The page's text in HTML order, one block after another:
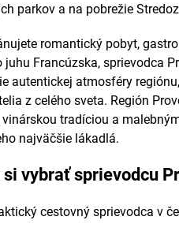
parkov a na pobrežie
romantický pobyt,
juhu Francúzska, sprievodca
autentickej atmosféry
z celého sveta. Región
tradíciou a
najväčšie lákadlá.
si vybrať sprievodcu
cestovný sprievodca v